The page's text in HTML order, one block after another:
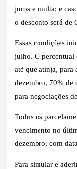
juros e multa; e
o desconto será de
Essas condições
julho. O percentual
até que atinja, para
dezembro, 70% de
para negociações
Todos os
vencimento no
dezembro, com
Para simular e